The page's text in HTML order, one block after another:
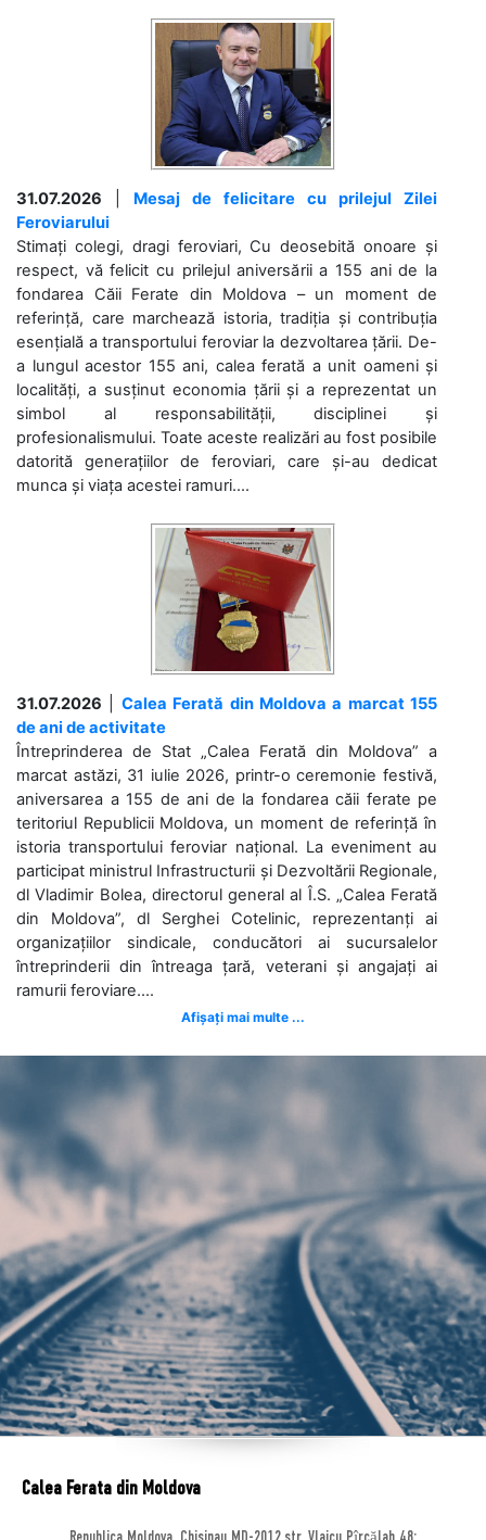
31.07.2026
Mesaj de felicitare cu prilejul Zilei
Feroviarului
Stimați colegi, dragi feroviari, Cu deosebită onoare și
respect, vă felicit cu prilejul aniversării a 155 ani de la
fondarea Căii Ferate din Moldova – un moment de
referință, care marchează istoria, tradiția și contribuția
esențială a transportului feroviar la dezvoltarea țării. De-
a lungul acestor 155 ani, calea ferată a unit oameni și
localități, a susținut economia țării și a reprezentat un
simbol al responsabilității, disciplinei și
profesionalismului. Toate aceste realizări au fost posibile
datorită generațiilor de feroviari, care și-au dedicat
munca și viața acestei ramuri....
31.07.2026
Calea Ferată din Moldova a marcat 155
de ani de activitate
Întreprinderea de Stat „Calea Ferată din Moldova” a
marcat astăzi, 31 iulie 2026, printr-o ceremonie festivă,
aniversarea a 155 de ani de la fondarea căii ferate pe
teritoriul Republicii Moldova, un moment de referință în
istoria transportului feroviar național. La eveniment au
participat ministrul Infrastructurii și Dezvoltării Regionale,
dl Vladimir Bolea, directorul general al Î.S. „Calea Ferată
din Moldova”, dl Serghei Cotelinic, reprezentanți ai
organizațiilor sindicale, conducători ai sucursalelor
întreprinderii din întreaga țară, veterani și angajați ai
ramurii feroviare....
Afișați mai multe ...
Calea Ferata din Moldova